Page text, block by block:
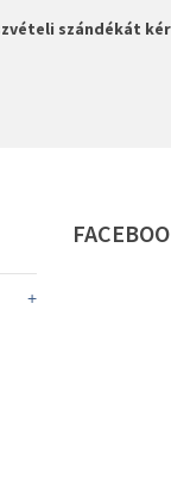
szándékát